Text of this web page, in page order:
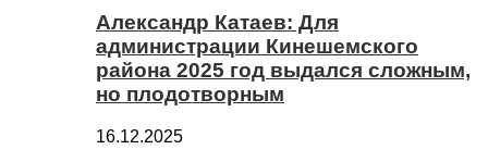
Александр Катаев: Для
администрации Кинешемского
района 2025 год выдался сложным,
но плодотворным
16.12.2025